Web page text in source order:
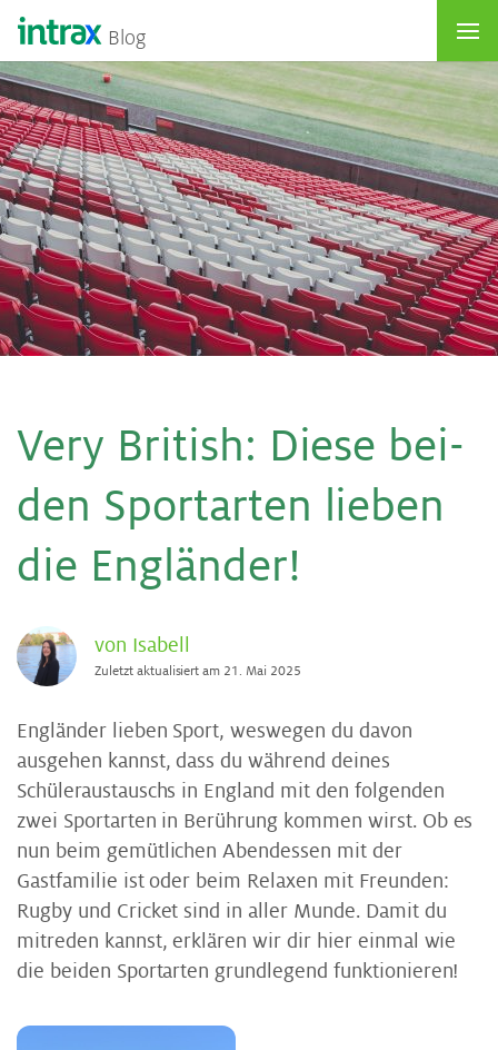
Blog
Very Bri­tish: Die­se bei­
den Sport­ar­ten lie­ben
die Eng­län­der!
von Isabell
Zuletzt aktualisiert am 21. Mai 2025
Engländer lieben Sport, weswegen du davon
ausgehen kannst, dass du während deines
Schüleraustauschs in England mit den folgenden
zwei Sportarten in Berührung kommen wirst. Ob es
nun beim gemütlichen Abendessen mit der
Gastfamilie ist oder beim Relaxen mit Freunden:
Rugby und Cricket sind in aller Munde. Damit du
mitreden kannst, erklären wir dir hier einmal wie
die beiden Sportarten grundlegend funktionieren!